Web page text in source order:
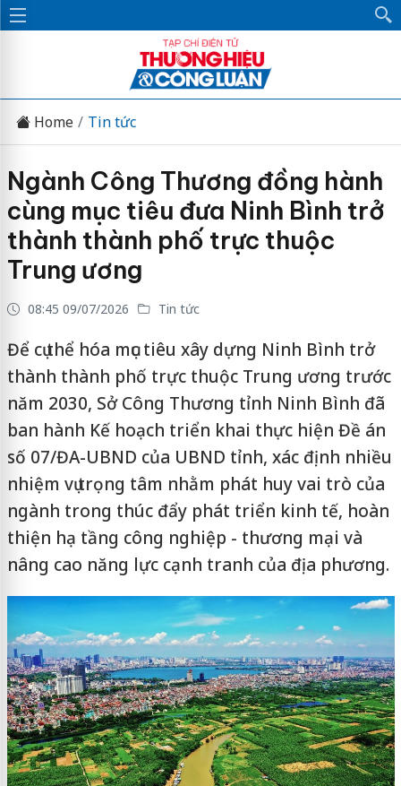
Home Tin tức
Ngành Công Thương đồng hành
cùng mục tiêu đưa Ninh Bình trở
thành thành phố trực thuộc
Trung ương
08:45 09/07/2026 Tin tức
Để cụ thể hóa mục tiêu xây dựng Ninh Bình trở
thành thành phố trực thuộc Trung ương trước
năm 2030, Sở Công Thương tỉnh Ninh Bình đã
ban hành Kế hoạch triển khai thực hiện Đề án
số 07/ĐA-UBND của UBND tỉnh, xác định nhiều
nhiệm vụ trọng tâm nhằm phát huy vai trò của
ngành trong thúc đẩy phát triển kinh tế, hoàn
thiện hạ tầng công nghiệp - thương mại và
nâng cao năng lực cạnh tranh của địa phương.